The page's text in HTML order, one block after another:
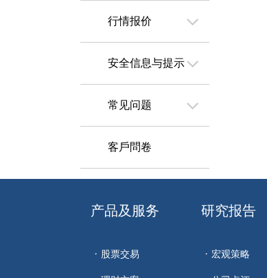
行情报价
安全信息与提示
常见问题
客戶問卷
产品及服务
股票交易
研究报告
宏观策略